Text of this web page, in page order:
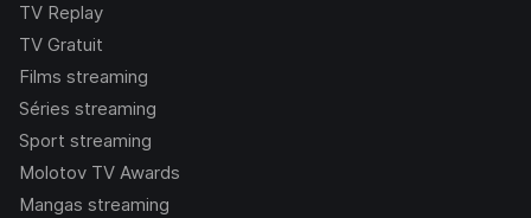
TV Replay
TV Gratuit
Films streaming
Séries streaming
Sport streaming
Molotov TV Awards
Mangas streaming